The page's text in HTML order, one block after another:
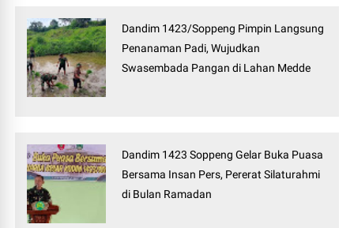
Dandim 1423/Soppeng Pimpin Langsung
Penanaman Padi, Wujudkan
Swasembada Pangan di Lahan Medde
Dandim 1423 Soppeng Gelar Buka Puasa
Bersama Insan Pers, Pererat Silaturahmi
di Bulan Ramadan